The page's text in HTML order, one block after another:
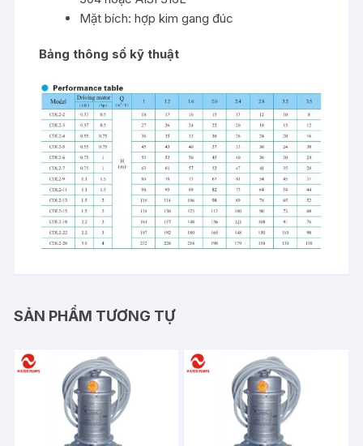
Mặt bích: hợp kim gang đúc
Bảng thông số kỹ thuật
SẢN PHẨM TƯƠNG TỰ